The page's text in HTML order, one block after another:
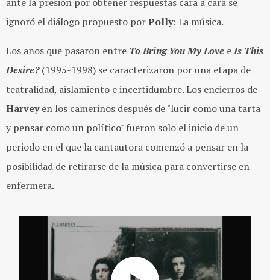
ignoró el diálogo propuesto porPolly: La música.
Los años que pasaron entre To Bring You My Love eIs This
Desire?(1995-1998) se caracterizaron por una etapa de
teatralidad, aislamiento e incertidumbre. Los encierros de
Harveyen los camerinos después de "lucir como una tarta
y pensar como un político" fueron solo el inicio de un
periodo en el que la cantautora comenzó a pensar en la
posibilidad de retirarse de la música para convertirse en
enfermera.